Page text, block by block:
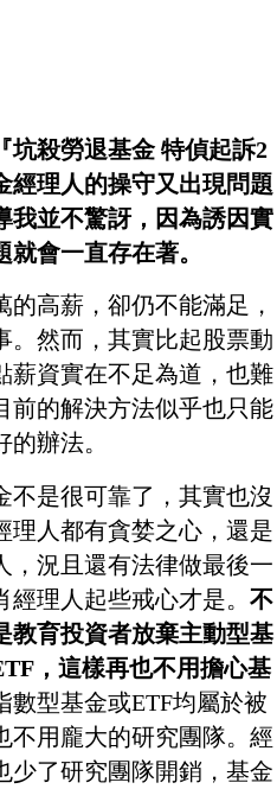
坑殺勞退基金 特偵起訴2
經理人的操守又出現問題
我並不驚訝，因為誘因實
會一直存在著。
高薪，卻仍不能滿足，
。然而，其實比起股票動
薪資實在不足為道，也難
前的解決方法似乎也只能
辦法。
不是很可靠了，其實也沒
理人都有貪婪之心，還是
，況且還有法律做最後一
理人起些戒心才是。 不
教育投資者放棄主動型基
，這樣再也不用擔心基
數型基金或ETF均屬於被
不用龐大的研究團隊。經
少了研究團隊開銷，基金